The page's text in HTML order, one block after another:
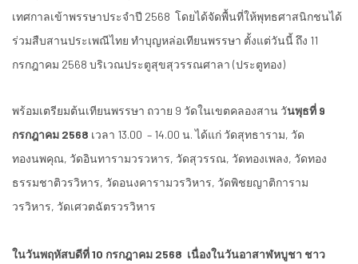
เทศกาลเข้าพรรษาประจำปี 2568 โดยได้จัดพื้นที่ให้พุทธศาสนิกชนได้
ร่วมสืบสานประเพณีไทย ทำบุญหล่อเทียนพรรษา ตั้งแต่วันนี้ ถึง 11
กรกฎาคม 2568 บริเวณประตูสุขสุวรรณศาลา (ประตูทอง)
พร้อมเตรียมต้นเทียนพรรษา ถวาย 9 วัดในเขตคลองสาน วันพุธที่ 9
กรกฎาคม 2568 เวลา 13.00 – 14.00 น. ได้แก่ วัดสุทธาราม, วัด
ทองนพคุณ, วัดอินทารามวรวหาร, วัดสุวรรณ, วัดทองเพลง, วัดทอง
ธรรมชาติวรวิหาร, วัดอนงคารามวรวิหาร, วัดพิชยญาติการาม
วรวิหาร, วัดเศวตฉัตรวรวิหาร
ในวันพฤหัสบดีที่ 10 กรกฎาคม 2568 เนื่องในวันอาสาฬหบูชา ชาว